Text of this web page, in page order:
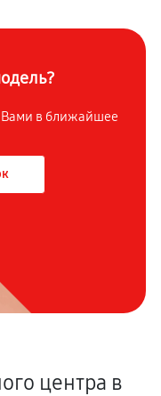
Вами в ближайшее
центра в